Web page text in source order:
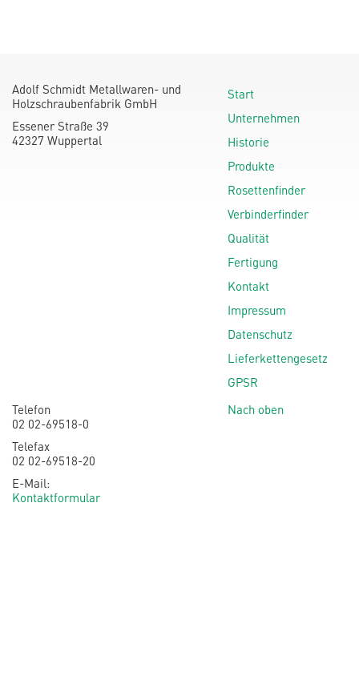
Adolf Schmidt Metallwaren- und
Holzschraubenfabrik GmbH
Essener Straße 39
42327 Wuppertal
Start
Unternehmen
Historie
Produkte
Rosettenfinder
Verbinderfinder
Qualität
Fertigung
Kontakt
Impressum
Datenschutz
Lieferkettengesetz
GPSR
Telefon
02 02-69518-0
Telefax
02 02-69518-20
E-Mail:
Kontaktformular
Nach oben